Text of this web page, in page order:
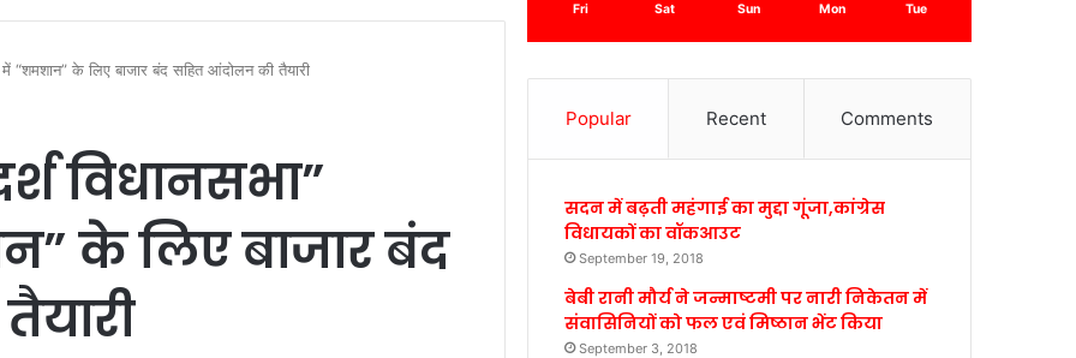
“शमशान” के लिए बाजार बंद सहित आंदोलन की तैयारी
विधानसभा”
के लिए बाजार बंद
Fri Sat Sun Mon Tue
Popular Recent Comments
सदन में बढ़ती महंगाई का मुद्दा गूंजा,कांग्रेस
विधायकों का वॉकआउट
September 19, 2018
बेबी रानी मौर्य ने जन्माष्टमी पर नारी निकेतन में
संवासिनियों को फल एवं मिष्ठान भेंट किया
September 3, 2018